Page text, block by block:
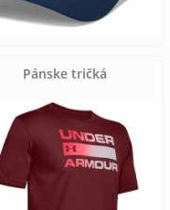
Pánske tričká